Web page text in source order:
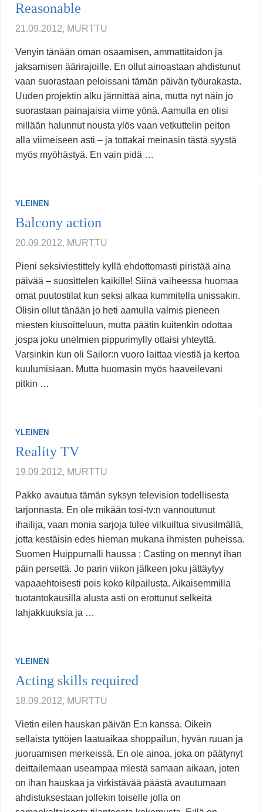
Reasonable
21.09.2012, MURTTU
Venyin tänään oman osaamisen, ammattitaidon ja
jaksamisen äärirajoille. En ollut ainoastaan ahdistunut
vaan suorastaan peloissani tämän päivän työurakasta.
Uuden projektin alku jännittää aina, mutta nyt näin jo
suorastaan painajaisia viime yönä. Aamulla en olisi
millään halunnut nousta ylös vaan vetkuttelin peiton
alla viimeiseen asti – ja tottakai meinasin tästä syystä
myös myöhästyä. En vain pidä …
YLEINEN
Balcony action
20.09.2012, MURTTU
Pieni seksiviestittely kyllä ehdottomasti piristää aina
päivää – suosittelen kaikille! Siinä vaiheessa huomaa
omat puutostilat kun seksi alkaa kummitella unissakin.
Olisin ollut tänään jo heti aamulla valmis pieneen
miesten kiusoitteluun, mutta päätin kuitenkin odottaa
jospa joku unelmien pippurimylly ottaisi yhteyttä.
Varsinkin kun oli Sailor:n vuoro laittaa viestiä ja kertoa
kuulumisiaan. Mutta huomasin myös haaveilevani
pitkin …
YLEINEN
Reality TV
19.09.2012, MURTTU
Pakko avautua tämän syksyn television todellisesta
tarjonnasta. En ole mikään tosi-tv:n vannoutunut
ihailija, vaan monia sarjoja tulee vilkuiltua sivusilmällä,
jotta kestäisin edes hieman mukana ihmisten puheissa.
Suomen Huippumalli haussa : Casting on mennyt ihan
päin persettä. Jo parin viikon jälkeen joku jättäytyy
vapaaehtoisesti pois koko kilpailusta. Aikaisemmilla
tuotantokausilla alusta asti on erottunut selkeitä
lahjakkuuksia ja …
YLEINEN
Acting skills required
18.09.2012, MURTTU
Vietin eilen hauskan päivän E:n kanssa. Oikein
sellaista tyttöjen laatuaikaa shoppailun, hyvän ruuan ja
juoruamisen merkeissä. En ole ainoa, joka on päätynyt
deittailemaan useampaa miestä samaan aikaan, joten
on ihan hauskaa ja virkistävää päästä avautumaan
ahdistuksestaan jollekin toiselle jolla on